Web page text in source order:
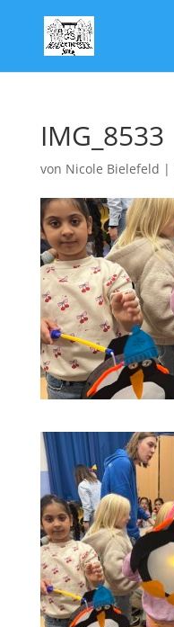
IMG_8533
von Nicole Bielefeld |